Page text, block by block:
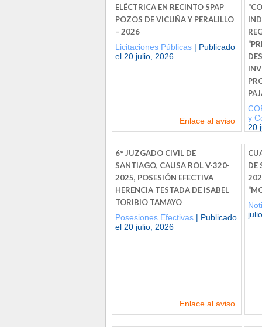
ELÉCTRICA EN RECINTO SPAP
POZOS DE VICUÑA Y PERALILLO
– 2026
Licitaciones Públicas | Publicado
el 20 julio, 2026
Enlace al aviso
y
20
6° JUZGADO CIVIL DE
SANTIAGO, CAUSA ROL V-320-
2025, POSESIÓN EFECTIVA
HERENCIA TESTADA DE ISABEL
TORIBIO TAMAYO
Posesiones Efectivas | Publicado
el 20 julio, 2026
Enlace al aviso
DE